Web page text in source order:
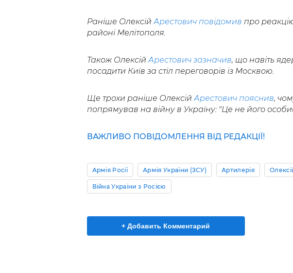
Раніше ОлексійАрестович повідомив про
районі Мелітополя.
Також ОлексійАрестович зазначив, що навіть
посадити Київ за стіл переговорів із Москвою.
Ще трохи раніше ОлексійАрестович пояснив,
попрямував на війну в Україну: "Це не його
ВАЖЛИВО ПОВІДОМЛЕННЯ ВІД РЕДАКЦІЇ!
Армія Росії Армія України (ЗСУ) Артилерія
Війна України з Росією
+ Добавить Комментарий